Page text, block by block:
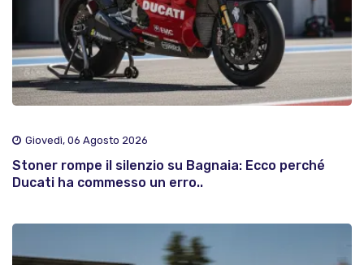
Giovedì, 06 Agosto 2026
Stoner rompe il silenzio su Bagnaia: Ecco perché
Ducati ha commesso un erro..